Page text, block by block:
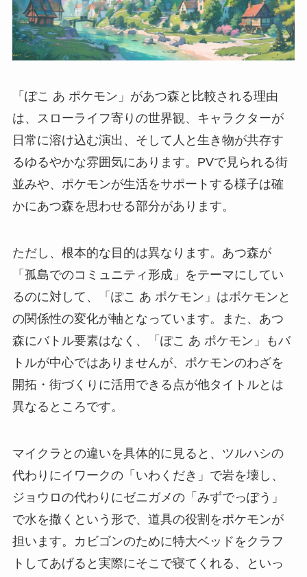
「ぽこ あ ポケモン」があつ森と比較される理由
は、スローライフ寄りの世界観、キャラクターが
日常に溶け込む演出、そして人と生き物が共存す
るゆるやかな雰囲気にあります。PVで見られる街
並みや、ポケモンが生活をサポートする様子は確
かにあつ森を思わせる部分があります。
ただし、根本的な目的は異なります。あつ森が
「孤島でのコミュニティ形成」をテーマにしてい
るのに対して、「ぽこ あ ポケモン」はポケモンと
の関係性の変化が軸となっています。また、あつ
森にバトル要素はなく、「ぽこ あ ポケモン」もバ
トルが中心ではありませんが、ポケモンのわざを
開拓・街づくりに活用できる点が他タイトルとは
異なるところです。
マイクラとの違いを具体的に見ると、ツルハシの
代わりにイワークの「いわくだき」で岩を壊し、
ジョウロの代わりにゼニガメの「みずでっぽう」
で水を撒くという形で、道具の役割をポケモンが
担います。カビゴンのために特大ベッドをクラフ
トしてあげると実際にそこで寝てくれる、といっ